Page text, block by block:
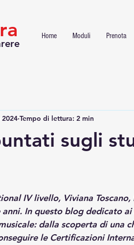
Home Moduli Prenota
sugli
Tempo di lettura: 2 min
IV livello, Viviana
anni. In questo blog dedicato
dalla scoperta di una
le Certificazioni